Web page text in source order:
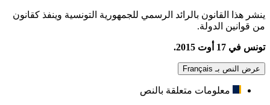
ينشر هذا القانون بالرائد الرسمي للجمهورية التونسية وينفذ كقانون
من قوانين الدولة.
تونس في 17 أوت 2015.
عرض النص بـ Français
معلومات متعلقة بالنص